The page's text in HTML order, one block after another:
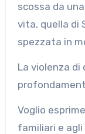
scossa da
vita, quella di
spezzata in
La violenza
Voglio
familiari e agli